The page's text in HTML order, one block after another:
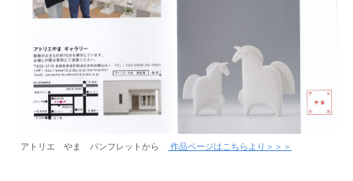
アトリエ やま パンフレットから 作品ページはこちらより＞＞＞